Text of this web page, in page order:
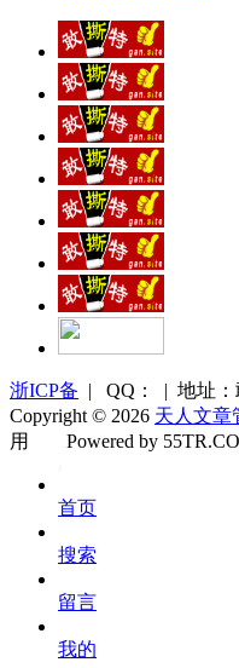
浙ICP备 | QQ： | 地址：
Copyright © 2026 天人文章
用
库
Powered by
首页
搜索
留言
我的